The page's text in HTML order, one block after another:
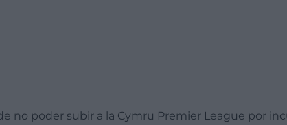
no poder subir a la Cymru Premier League por